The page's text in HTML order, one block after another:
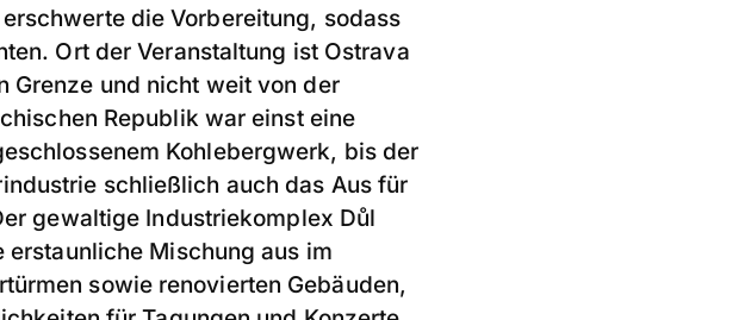
die Vorbereitung, sodass
Ort der Veranstaltung ist Ostrava
Grenze und nicht weit von der
Republik war einst eine
Kohlebergwerk, bis der
schließlich auch das Aus für
gewaltige Industriekomplex Důl
Mischung aus im
sowie renovierten Gebäuden,